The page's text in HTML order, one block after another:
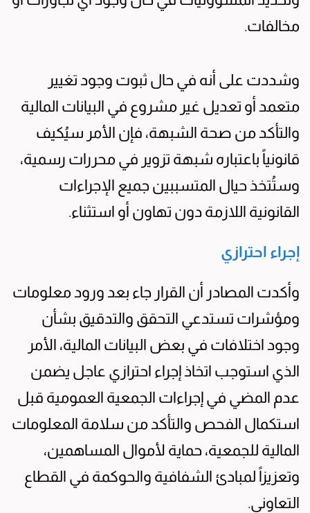
مخالفات.
وشددت على أنه في حال ثبوت وجود تغيير
متعمد أو تعديل غير مشروع في البيانات المالية
والتأكد من صحة الشبهة، فإن الأمر سيُكيف
قانونياً باعتباره شبهة تزوير في محررات رسمية،
وستُتخذ حيال المتسببين جميع الإجراءات
القانونية اللازمة دون تهاون أو استثناء.
إجراء احترازي
وأكدت المصادر أن القرار جاء بعد ورود معلومات
ومؤشرات تستدعي التحقق والتدقيق بشأن
وجود اختلافات في بعض البيانات المالية، الأمر
الذي استوجب اتخاذ إجراء احترازي عاجل يضمن
عدم المضي في إجراءات الجمعية العمومية قبل
استكمال الفحص والتأكد من سلامة المعلومات
المالية للجمعية، حماية لأموال المساهمين،
وتعزيزاً لمبادئ الشفافية والحوكمة في القطاع
التعاوني.